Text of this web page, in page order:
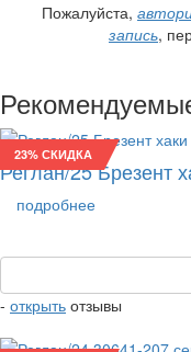
Пожалуйста,
запись,
23% СКИДКА
Реглан/25 Брезент
подробнее
- открыть отзывы